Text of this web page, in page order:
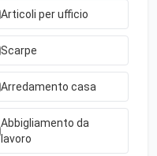
Articoli per ufficio
Scarpe
Arredamento casa
Abbigliamento da
lavoro